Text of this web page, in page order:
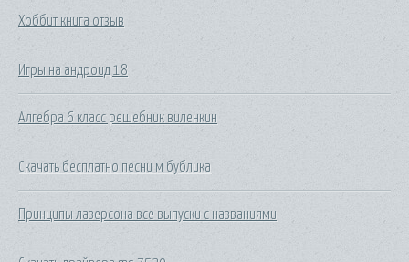
Хоббит книга отзыв
Игры на андроид 18
Алгебра 6 класс решебник виленкин
Скачать бесплатно песни м бублика
Принципы лазерсона все выпуски с названиями